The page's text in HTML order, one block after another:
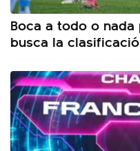
Boca a todo o
busca la